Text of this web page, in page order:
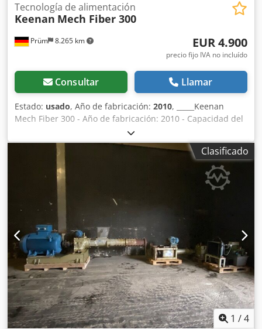
Prüm 8.265 km
Tecnología de alimentación
Keenan Mech Fiber 300
EUR 4.900
precio fijo IVA no incluído
Consultar Llamar
Estado: usado, Año de fabricación: 2010, _____Keenan
Mech Fiber 300 - Año de fabricación: 2010 - Capacidad del
contenedor: 12 m³ - Enganche de tres puntos - Descarga
frontal izquierda - Neumáticos: 305/55 R 22.5 - Sistema de
iluminación - Panel de control STAD 400 Cjdpozdmu Hjfx
Ac Teha Precio neto: 4.900,00 Precio bruto: 5.831,00
Ubicación: nula
Clasificado
1 /4